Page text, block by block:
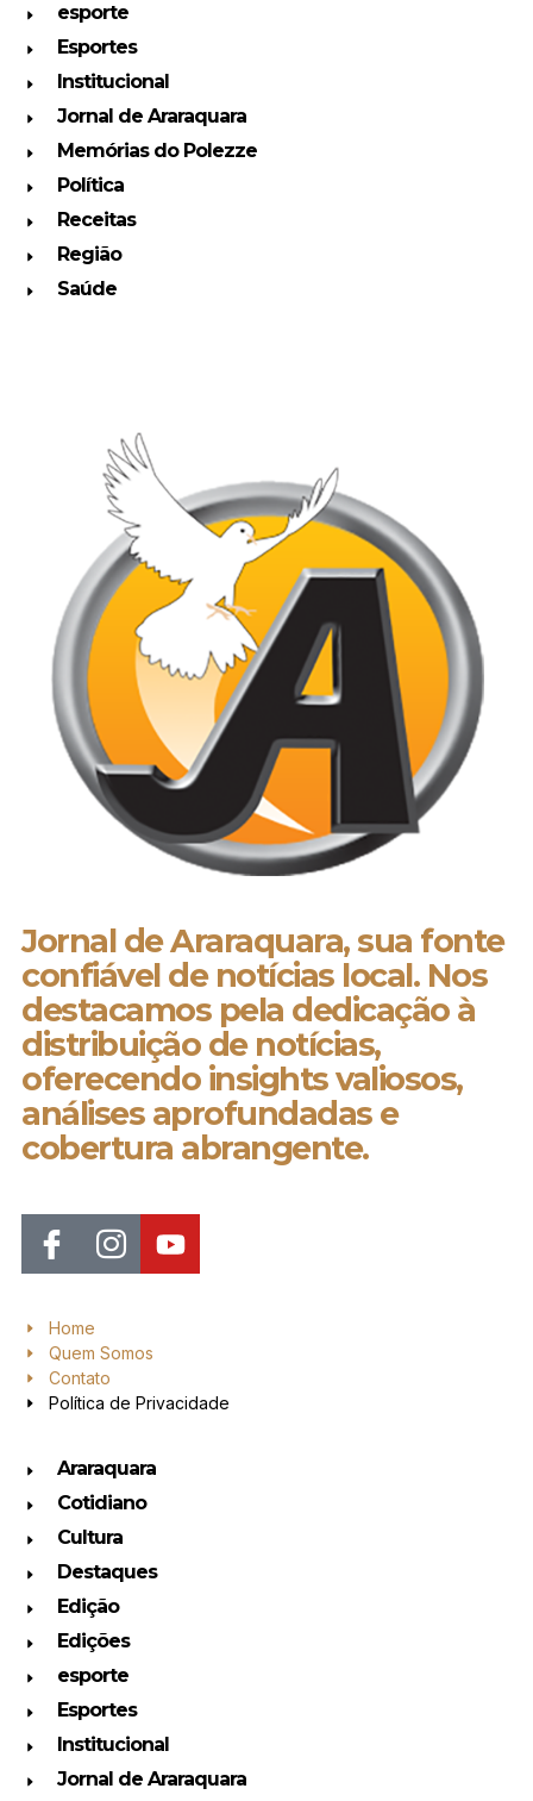
esporte
Esportes
Institucional
Jornal de Araraquara
Memórias do Polezze
Política
Receitas
Região
Saúde
Jornal de Araraquara, sua fonte
confiável de notícias local. Nos
destacamos pela dedicação à
distribuição de notícias,
oferecendo insights valiosos,
análises aprofundadas e
cobertura abrangente.
Home
Quem Somos
Contato
Política de Privacidade
Araraquara
Cotidiano
Cultura
Destaques
Edição
Edições
esporte
Esportes
Institucional
Jornal de Araraquara